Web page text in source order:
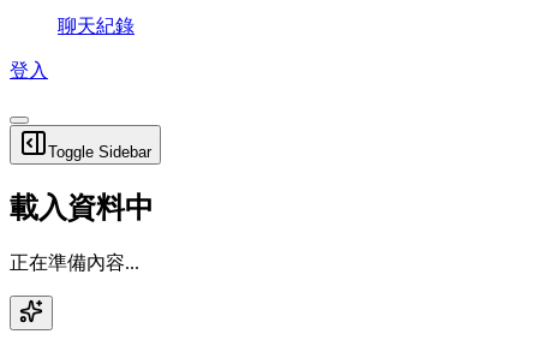
聊天紀錄
登入
Toggle Sidebar
載入資料中
正在準備內容...